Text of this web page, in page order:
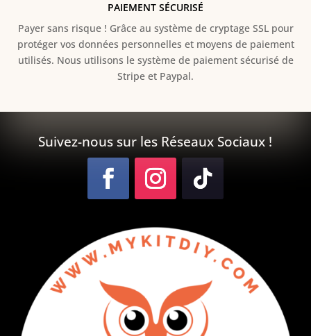
PAIEMENT SÉCURISÉ
Payer sans risque ! Grâce au système de cryptage SSL pour
protéger vos données personnelles et moyens de paiement
utilisés. Nous utilisons le système de paiement sécurisé de
Stripe et Paypal.
Suivez-nous sur les Réseaux Sociaux !